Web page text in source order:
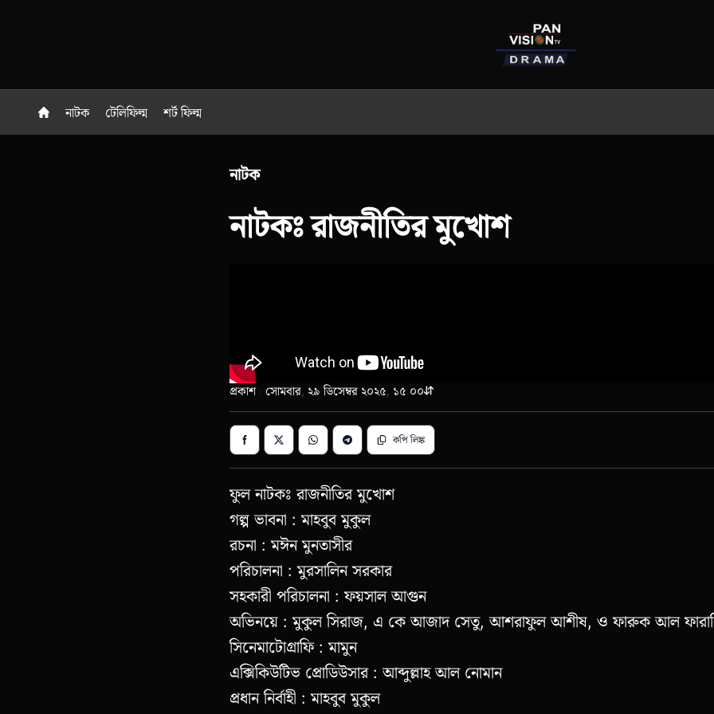
নাটক টেলিফিল্ম শর্ট ফিল্ম
নাটক
নাটকঃ রাজনীতির মুখোশ
প্রকাশ : সোমবার, ২৯ ডিসেম্বর ২০২৫, ১৫:০০
কপি লিঙ্ক
ফুল নাটকঃ রাজনীতির মুখোশ
গল্প ভাবনা : মাহবুব মুকুল
রচনা : মঈন মুনতাসীর
পরিচালনা : মুরসালিন সরকার
সহকারী পরিচালনা : ফয়সাল আগুন
অভিনয়ে : মুকুল সিরাজ, এ কে আজাদ সেতু, আশরাফুল আশীষ, ও ফারুক আল
সিনেমাটোগ্রাফি : মামুন
এক্সিকিউটিভ প্রোডিউসার : আব্দুল্লাহ আল নোমান
প্রধান নির্বাহী : মাহবুব মুকুল